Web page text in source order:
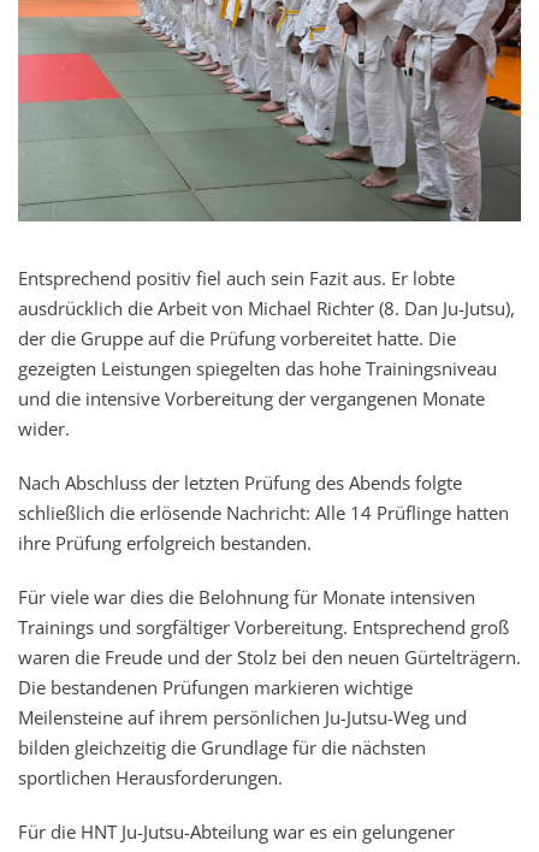
Entsprechend positiv fiel auch sein Fazit aus. Er lobte
ausdrücklich die Arbeit von Michael Richter (8. Dan Ju-Jutsu),
der die Gruppe auf die Prüfung vorbereitet hatte. Die
gezeigten Leistungen spiegelten das hohe Trainingsniveau
und die intensive Vorbereitung der vergangenen Monate
wider.
Nach Abschluss der letzten Prüfung des Abends folgte
schließlich die erlösende Nachricht: Alle 14 Prüflinge hatten
ihre Prüfung erfolgreich bestanden.
Für viele war dies die Belohnung für Monate intensiven
Trainings und sorgfältiger Vorbereitung. Entsprechend groß
waren die Freude und der Stolz bei den neuen Gürtelträgern.
Die bestandenen Prüfungen markieren wichtige
Meilensteine auf ihrem persönlichen Ju-Jutsu-Weg und
bilden gleichzeitig die Grundlage für die nächsten
sportlichen Herausforderungen.
Für die HNT Ju-Jutsu-Abteilung war es ein gelungener